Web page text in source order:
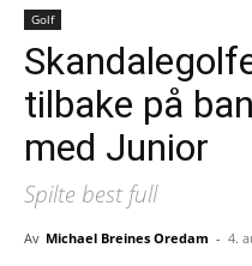
Golf
tilbake på
med Junior
Spilte best full
Av Michael Breines Oredam - 4.